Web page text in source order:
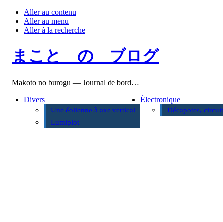
Aller au contenu
Aller au menu
Aller à la recherche
まこと の ブログ
Makoto no burogu — Journal de bord…
Divers
Une éolienne à axe vertical
Lumiplot
Électronique
Décapotes,